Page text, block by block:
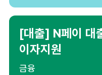
[대출] N페이 대
이자지원
금융